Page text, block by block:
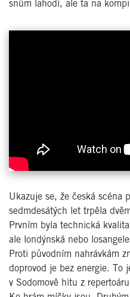
snům lahodí, ale ta na
Ukazuje se, že česká scéna
sedmdesátých let trpěla
Prvním byla technická
ale londýnská nebo
Proti původním nahrávkám
doprovod je bez energie. To
v Sodomově hitu z